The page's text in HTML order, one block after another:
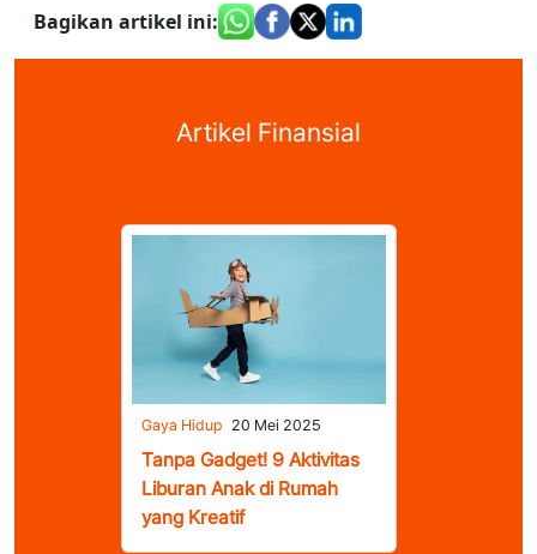
Bagikan artikel ini:
Artikel Finansial
Gaya Hidup 20 Mei 2025
Tanpa Gadget! 9 Aktivitas
Liburan Anak di Rumah
yang Kreatif